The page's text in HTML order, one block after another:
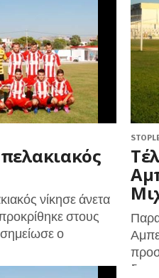
νίκησε άνετα
στους
ο